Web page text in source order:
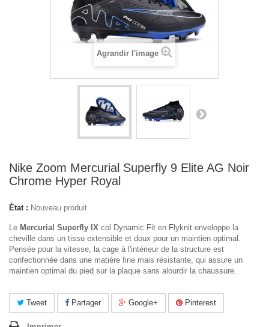
Agrandir l'image
Nike Zoom Mercurial Superfly 9 Elite AG Noir
Chrome Hyper Royal
État : Nouveau produit
Le Mercurial Superfly IX col Dynamic Fit en Flyknit enveloppe la
cheville dans un tissu extensible et doux pour un maintien optimal.
Pensée pour la vitesse, la cage à l'intérieur de la structure est
confectionnée dans une matière fine mais résistante, qui assure un
maintien optimal du pied sur la plaque sans alourdir la chaussure.
Tweet Partager Google+ Pinterest